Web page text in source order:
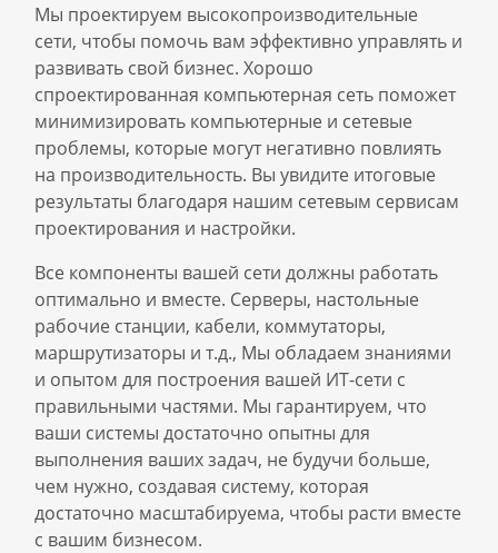
Мы проектируем высокопроизводительные
сети, чтобы помочь вам эффективно управлять и
развивать свой бизнес. Хорошо
спроектированная компьютерная сеть поможет
минимизировать компьютерные и сетевые
проблемы, которые могут негативно повлиять
на производительность. Вы увидите итоговые
результаты благодаря нашим сетевым сервисам
проектирования и настройки.
Все компоненты вашей сети должны работать
оптимально и вместе. Серверы, настольные
рабочие станции, кабели, коммутаторы,
маршрутизаторы и т.д., Мы обладаем знаниями
и опытом для построения вашей ИТ-сети с
правильными частями. Мы гарантируем, что
ваши системы достаточно опытны для
выполнения ваших задач, не будучи больше,
чем нужно, создавая систему, которая
достаточно масштабируема, чтобы расти вместе
с вашим бизнесом.